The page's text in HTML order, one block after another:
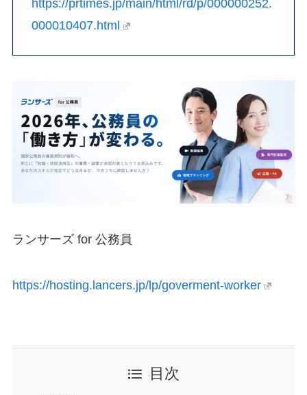
https://prtimes.jp/main/html/rd/p/000000252.
000010407.html
ランサーズ for 公務員
https://hosting.lancers.jp/lp/goverment-worker
目次